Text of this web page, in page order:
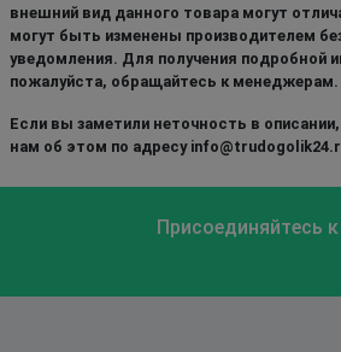
внешний вид данного товара могут
могут быть изменены производителем
уведомления. Для получения подробной
пожалуйста, обращайтесь к менеджерам.
Если вы заметили неточность в
нам об этом по адресу
Присоединяйтесь